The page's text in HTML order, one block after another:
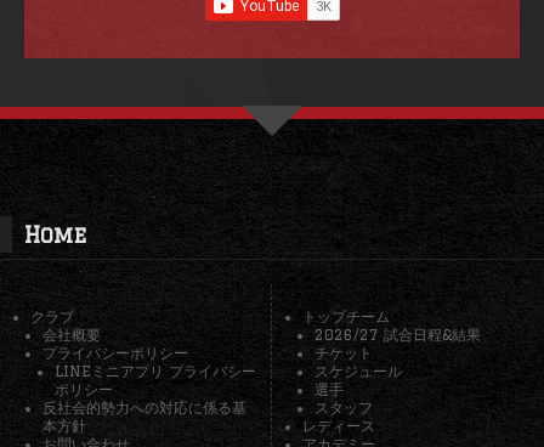
Home
クラブ
会社概要
プライバシーポリシー
LINEミニアプリ プライバシー
ポリシー
反社会的勢力への対応に係る基
本方針
お問い合わせ
トップチーム
2026/27 試合日程&結果
チケット
スケジュール
選手
スタッフ
レディース
アカデミー